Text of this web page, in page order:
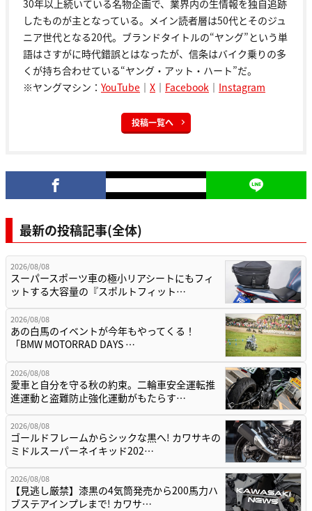
30年以上続いている名物企画で、業界内の生情報を独自追跡
したものが主となっている。メイン読者層は50代とそのジュ
ニア世代となる20代。ブランドタイトルの“ヤング”という単
語はさすがに時代錯誤とはなったが、信条はバイク乗りの多
くが持ち合わせている“ヤング・アット・ハート”だ。
※ヤングマシン： YouTube ｜ X ｜ Facebook ｜ Instagram
投稿一覧へ
最新の投稿記事(全体)
2026/08/08
スーパースポーツ車の極小リアシートにもフィ
ットする大容量の『スポルトフィット…
2026/08/08
あの白馬のイベントが今年もやってくる！
「BMW MOTORRAD DAYS …
2026/08/08
愛車と自分を守る秋の約束。二輪車安全運転推
進運動と盗難防止強化運動がもたらす…
2026/08/08
ゴールドフレームからシックな黒へ! カワサキの
ミドルスーパーネイキッド202…
2026/08/08
【見逃し厳禁】漆黒の4気筒発売から200馬力ハ
ブステアインプレまで! カワサ…